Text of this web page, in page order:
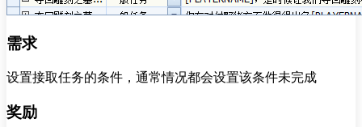
需求
设置接取任务的条件，通常情况都会设置该条件未完成
奖励